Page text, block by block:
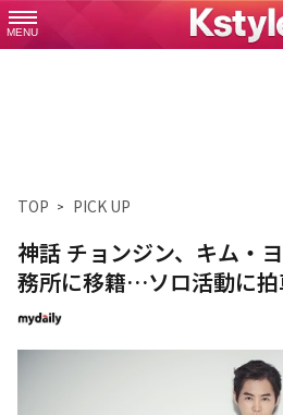
MENU
TOP PICK UP
神話 チョンジン、キム・
務所に移籍…ソロ活動に拍